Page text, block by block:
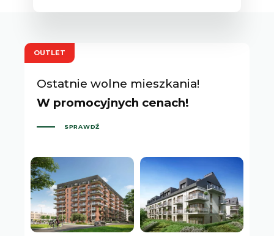
OUTLET
Ostatnie wolne mieszkania!
W promocyjnych cenach!
SPRAWDŹ